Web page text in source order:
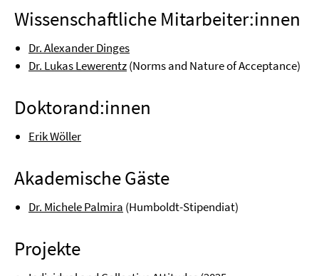
Wissenschaftliche Mitarbeiter:innen
Dr. Alexander Dinges
Dr. Lukas Lewerentz(Norms and Nature of Acceptance)
Doktorand:innen
Erik Wöller
Akademische Gäste
Dr. Michele Palmira (Humboldt-Stipendiat)
Projekte